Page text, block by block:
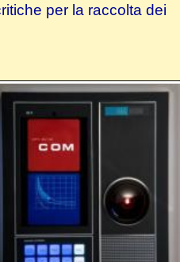
per la raccolta dei